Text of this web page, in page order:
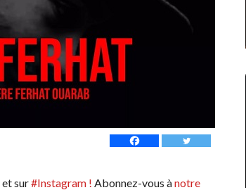
et sur#Instagram ! Abonnez-vous ànotre